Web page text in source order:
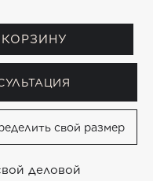
свой размер
деловой